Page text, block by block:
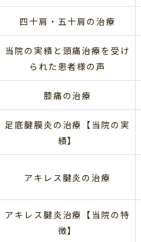
四十肩・五十肩の治療
当院の実績と頭痛治療を受け
られた患者様の声
膝痛の治療
足底腱膜炎の治療【当院の実
績】
アキレス腱炎の治療
アキレス腱炎治療【当院の特
徴】